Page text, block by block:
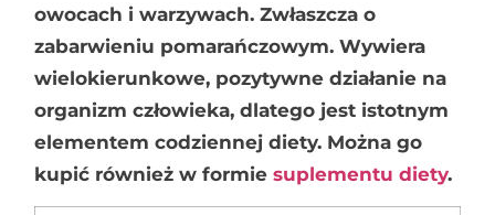
owocach i warzywach. Zwłaszcza o
zabarwieniu pomarańczowym. Wywiera
wielokierunkowe, pozytywne działanie na
organizm człowieka, dlatego jest istotnym
elementem codziennej diety. Można go
kupić również w formiesuplementu diety.